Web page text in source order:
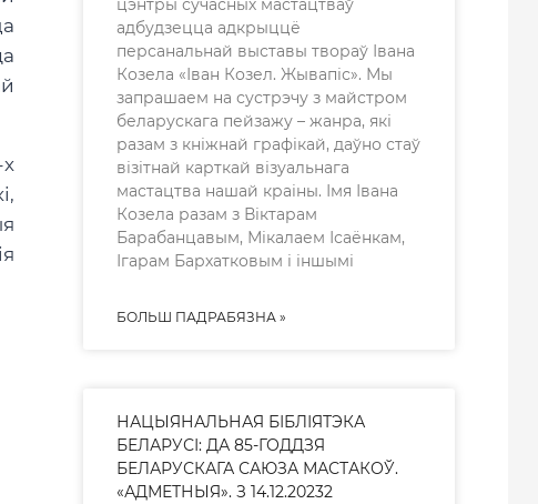
цэнтры сучасных мастацтваў
адбудзецца адкрыццё
персанальнай выставы твораў Івана
Козела «Іван Козел. Жывапіс». Мы
запрашаем на сустрэчу з майстром
беларускага пейзажу – жанра, які
разам з кніжнай графікай, даўно стаў
візітнай карткай візуальнага
мастацтва нашай краіны. Імя Івана
Козела разам з Віктарам
Барабанцавым, Мікалаем Ісаёнкам,
Ігарам Бархатковым і іншымі
БОЛЬШ ПАДРАБЯЗНА »
НАЦЫЯНАЛЬНАЯ БІБЛІЯТЭКА
БЕЛАРУСІ: ДА 85-ГОДДЗЯ
БЕЛАРУСКАГА САЮЗА МАСТАКОЎ.
«АДМЕТНЫЯ». З 14.12.20232